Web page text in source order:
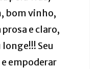
bom vinho,
e claro,
Seu
empoderar